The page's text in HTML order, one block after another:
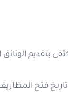
بتقديم الوثائق
فتح